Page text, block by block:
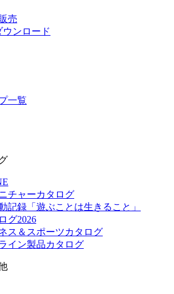
売
ウンロード
一覧
チャーカタログ
記録「遊ぶことは生きること」
グ2026
ス＆スポーツカタログ
イン製品カタログ